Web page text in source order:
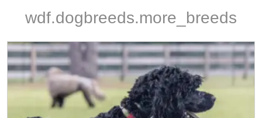
wdf.dogbreeds.more_breeds